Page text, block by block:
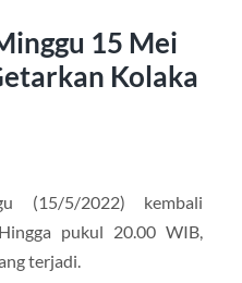
15 Mei
Kolaka
(15/5/2022) kembali
pukul 20.00 WIB,
terjadi.